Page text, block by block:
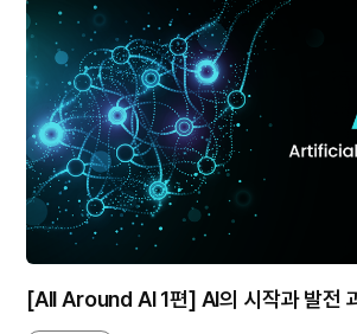
[All Around AI 1편] AI의 시작과 발전